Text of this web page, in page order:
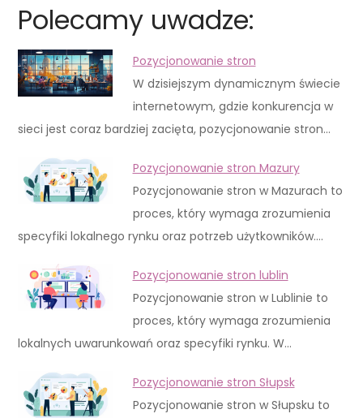
Polecamy uwadze:
Pozycjonowanie stron
W dzisiejszym dynamicznym świecie
internetowym, gdzie konkurencja w
sieci jest coraz bardziej zacięta, pozycjonowanie stron…
Pozycjonowanie stron Mazury
Pozycjonowanie stron w Mazurach to
proces, który wymaga zrozumienia
specyfiki lokalnego rynku oraz potrzeb użytkowników.…
Pozycjonowanie stron lublin
Pozycjonowanie stron w Lublinie to
proces, który wymaga zrozumienia
lokalnych uwarunkowań oraz specyfiki rynku. W…
Pozycjonowanie stron Słupsk
Pozycjonowanie stron w Słupsku to